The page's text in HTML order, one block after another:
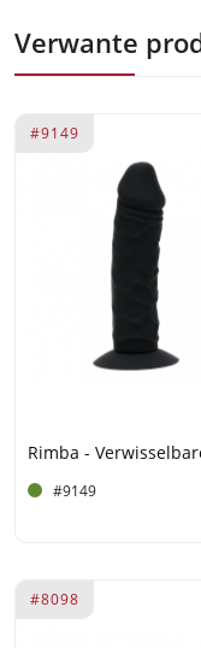
Verwante
#9149
#9149
#8098